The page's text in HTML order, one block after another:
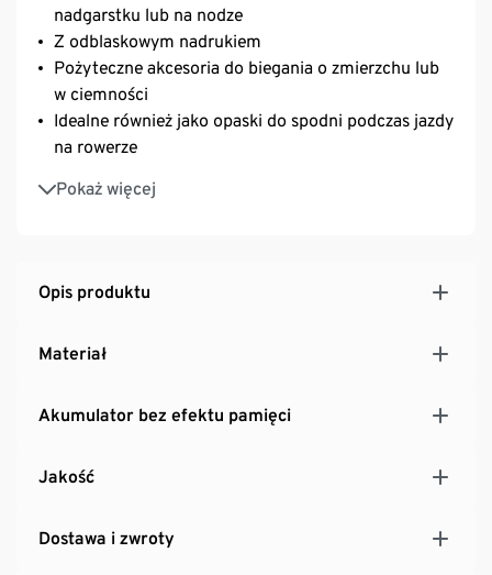
nadgarstku lub na nodze
Z odblaskowym nadrukiem
Pożyteczne akcesoria do biegania o zmierzchu lub
w ciemności
Idealne również jako opaski do spodni podczas jazdy
na rowerze
Pokaż więcej
Świecą po naciśnięciu guzika
3 tryby świecenia: światło ciągłe, światło pulsujące
świecenia do 45 godzin
do ładowania USB typu Y – możliwość
Opis produktu
Materiał
Akumulator bez efektu pamięci
Jakość
Dostawa i zwroty